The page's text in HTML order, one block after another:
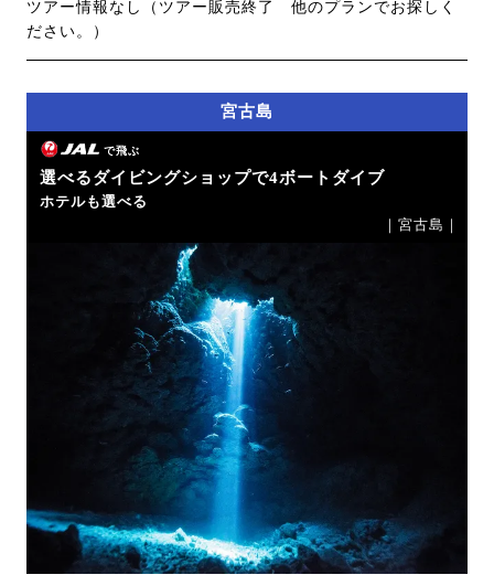
ツアー情報なし（ツアー販売終了 他のプランでお探しく
ださい。）
宮古島
で飛ぶ
選べるダイビングショップで4ボートダイブ
ホテルも選べる
｜宮古島｜